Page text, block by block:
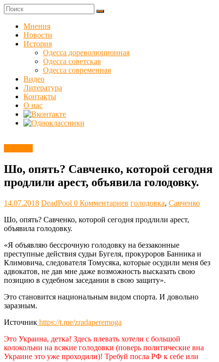
Skip
to
content
Куликовец
Сайт
одесского
сопротивления
Мнения
Новости
История
Одесса дореволюционная
Одесса советская
Одесса современная
Видео
Литература
Контакты
О нас
Шо, опять? Савченко, которой сегодня
продлили арест, объявила голодовку.
14.07.2018 DeadPool 0 Комментариев голодовка, Савченко
Шо, опять? Савченко, которой сегодня продлили арест,
объявила голодовку.
«Я объявляю бессрочную голодовку на беззаконные
преступные действия судьи Бугеля, прокуроров Банника и
Климовича, следователя Томусяка, которые осудили меня без
адвокатов, не дав мне даже возможность высказать свою
позицию в судебном заседании в свою защиту».
Это становится национальным видом спорта. И довольно
заразным.
Источник https://t.me/zradaperemoga
Это Украина, детка! Здесь плевать хотели с большой
колокольни на всякие голодовки (поверь политические вна
Украине это уже проходили)! Требуй посла РФ к себе или